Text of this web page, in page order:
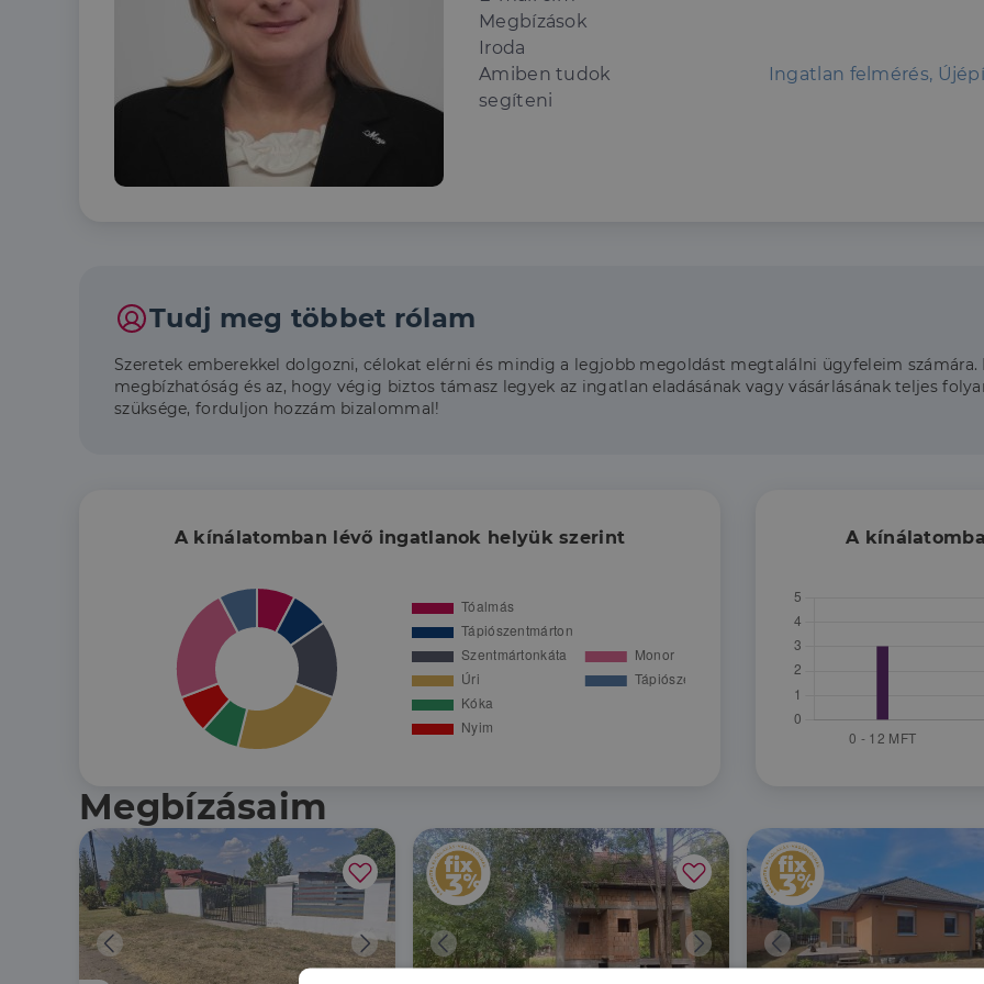
Megbízások
Iroda
Amiben tudok
segíteni
Ingatlan felmérés,
Tudj meg többet rólam
Szeretek emberekkel dolgozni, célokat elérni és mindig a legjobb megoldást megtalálni ügyfeleim
megbízhatóság és az, hogy végig biztos támasz legyek az ingatlan eladásának vagy vásárlásának teljes
szüksége, forduljon hozzám bizalommal!
A kínálatomban lévő ingatlanok helyük szerint A
Megbízásaim